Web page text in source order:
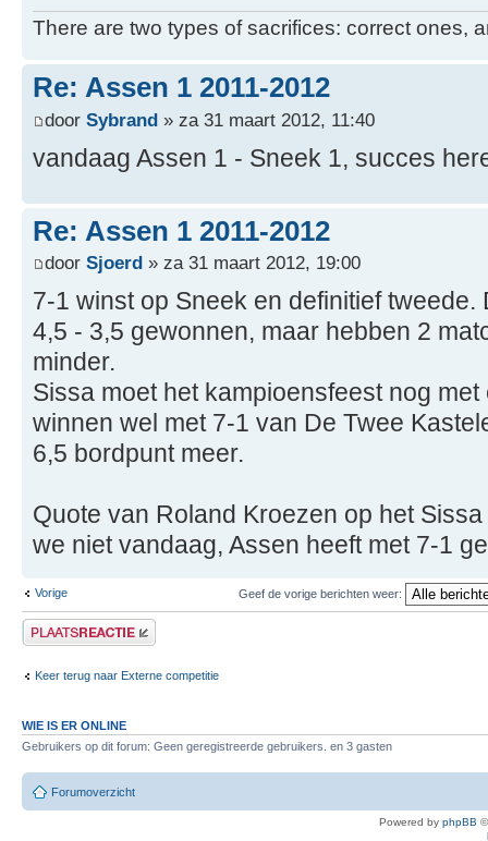
There are two types of sacrifices: correct ones,
Re: Assen 1 2011-2012
door Sybrand » za 31 maart 2012, 11:40
vandaag Assen 1 - Sneek 1, succes
Re: Assen 1 2011-2012
door Sjoerd » za 31 maart 2012, 19:00
7-1 winst op Sneek en definitief
4,5 - 3,5 gewonnen, maar hebben 2
minder.
Sissa moet het kampioensfeest nog
winnen wel met 7-1 van De Twee
6,5 bordpunt meer.
Quote van Roland Kroezen op het
we niet vandaag, Assen heeft met 7-1
Vorige Geef de vorige berichten weer:
Plaats een reactie
Keer terug naar Externe competitie
WIE IS ER ONLINE
Gebruikers op dit forum: Geen geregistreerde gebruikers. en 3 gasten
Forumoverzicht
Powered by phpBB